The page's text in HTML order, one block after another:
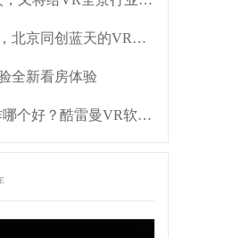
VR全景展示的几大优势，北京同创蓝天的VR怎么样
全新看房体验
市场上有什么vr软件制作哪个好？酷雷曼VR软件制作如何